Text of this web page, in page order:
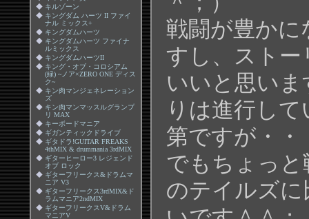
◆ キルゾーン
◆ キングダム ハーツ II ファイ
ナル ミックス+
◆ キングダムハーツ
◆ キングダムハーツ ファイナ
ルミックス
◆ キングダムハーツII
◆ キング・オブ・コロシアム
(緑) ~ノア×ZERO ONE ディス
ク~
◆ キン肉マンジェネレーション
ズ
◆ キン肉マンマッスルグランプ
リ MAX
◆ キーボードマニア
◆ ギガンティックドライブ
◆ ギタドラ!GUITAR FREAKS
4thMIX & drummania 3rdMIX
◆ ギターヒーロー3 レジェンド
オブ ロック
◆ ギターフリークス&ドラムマ
ニア V3
◆ ギターフリークス3rdMIX&ド
ラムマニア2ndMIX
◆ ギターフリークスV&ドラム
マニアV
戦闘が豊か
すし、スト
いいと思い
りは進行し
第ですが・・
でもちょっ
のテイルズ